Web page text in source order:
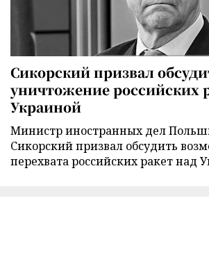
Сикорский призвал
уничтожение российских
Украиной
Министр иностранных дел
Сикорский призвал обсудить
перехвата российских ракет над